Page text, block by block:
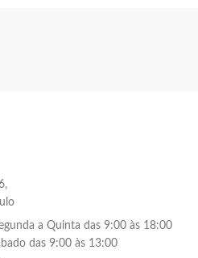
a Quinta das 9:00 às 18:00
das 9:00 às 13:00